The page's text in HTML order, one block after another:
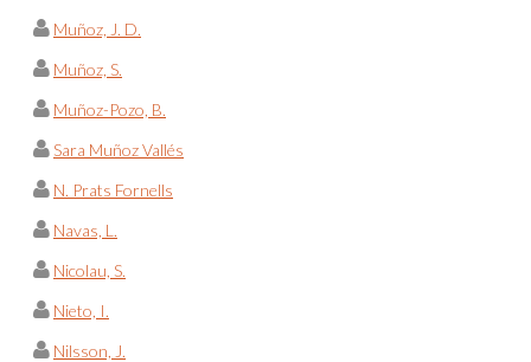
Muñoz, J. D.
Muñoz, S.
Muñoz-Pozo, B.
Sara Muñoz Vallés
N. Prats Fornells
Navas, L.
Nicolau, S.
Nieto, I.
Nilsson, J.